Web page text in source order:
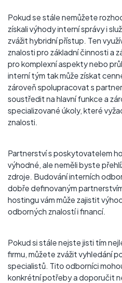
Pokud se stále nemůžete
získali výhody interní správy i
zvážit hybridní přístup. Ten
znalosti pro základní činnosti a
pro komplexní aspekty nebo
interní tým tak může získat
zároveň spolupracovat s
soustředit na hlavní funkce a
specializované úkoly, které
znalosti.
Partnerství s poskytovatelem
výhodné, ale neměli byste
zdroje. Budování interních
dobře definovaným
hostingu vám může zajistit
odborných znalostí i financí.
Pokud si stále nejste jisti tím
firmu, můžete zvážit vyhledání
specialistů. Tito odborníci
konkrétní potřeby a doporučit